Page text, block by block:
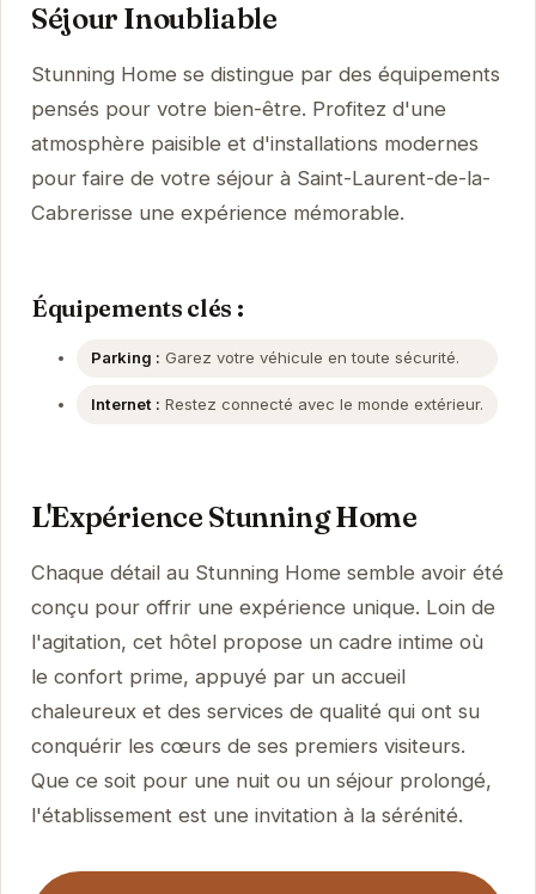
Séjour Inoubliable
Stunning Home se distingue par des équipements
pensés pour votre bien-être. Profitez d'une
atmosphère paisible et d'installations modernes
pour faire de votre séjour à Saint-Laurent-de-la-
Cabrerisse une expérience mémorable.
Équipements clés :
Parking : Garez votre véhicule en toute sécurité.
Internet : Restez connecté avec le monde extérieur.
L'Expérience Stunning Home
Chaque détail au Stunning Home semble avoir été
conçu pour offrir une expérience unique. Loin de
l'agitation, cet hôtel propose un cadre intime où
le confort prime, appuyé par un accueil
chaleureux et des services de qualité qui ont su
conquérir les cœurs de ses premiers visiteurs.
Que ce soit pour une nuit ou un séjour prolongé,
l'établissement est une invitation à la sérénité.